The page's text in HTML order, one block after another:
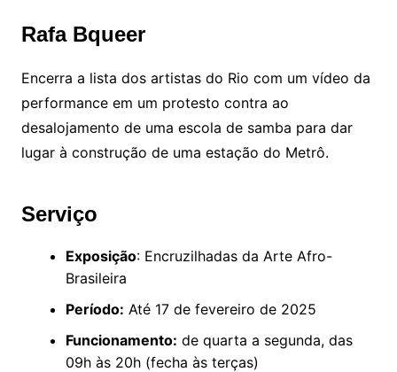
Rafa Bqueer
Encerra a lista dos artistas do Rio com um vídeo da
performance em um protesto contra ao
desalojamento de uma escola de samba para dar
lugar à construção de uma estação do Metrô.
Serviço
Exposição: Encruzilhadas da Arte Afro-
Brasileira
Período: Até 17 de fevereiro de 2025
Funcionamento: de quarta a segunda, das
09h às 20h (fecha às terças)